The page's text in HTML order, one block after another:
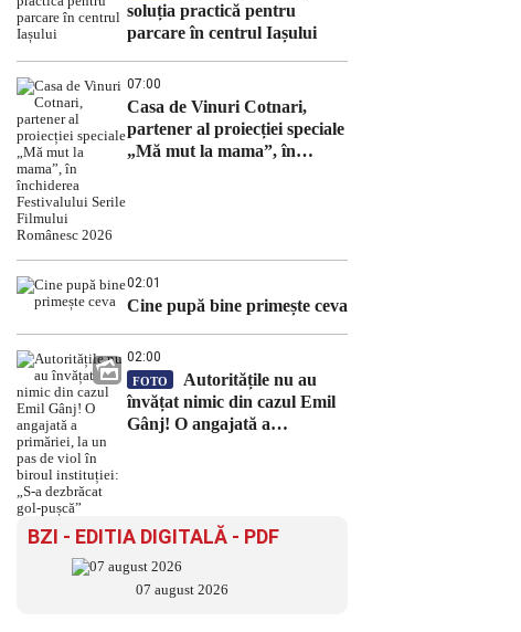
soluția practică pentru
parcare în centrul Iașului
07:00
Casa de Vinuri Cotnari,
partener al proiecției speciale
„Mă mut la mama”, în
02:01
Cine pupă bine primește ceva
02:00
FOTO
Autoritățile nu au
învățat nimic din cazul Emil
Gânj! O angajată a
BZI - EDITIA DIGITALĂ - PDF
07 august 2026